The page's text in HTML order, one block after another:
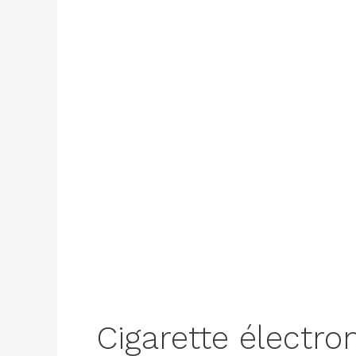
Cigarette